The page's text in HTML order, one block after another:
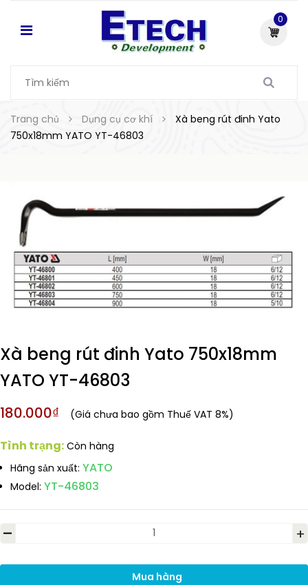
0
Trang chủ Dụng cụ cơ khí
Xà beng rút đinh Yato
750x18mm YATO YT-46803
Xà beng rút đinh Yato 750x18mm
YATO YT-46803
180.000₫ (Giá chưa bao gồm Thuế VAT 8%)
Tình trạng: Còn hàng
Hãng sản xuất: YATO
Model: YT-46803
- +
Mua hàng